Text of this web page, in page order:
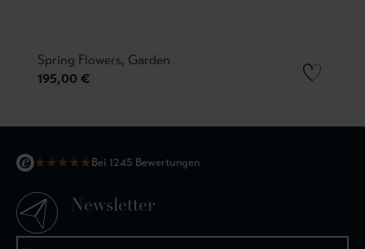
Spring Flowers, Garden
195,00 €
★★★★★Bei 1245 Bewertungen
Newsletter